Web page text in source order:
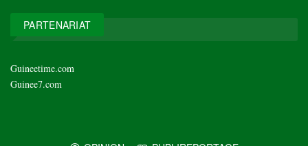
PARTENARIAT
Guineetime.com
Guinee7.com